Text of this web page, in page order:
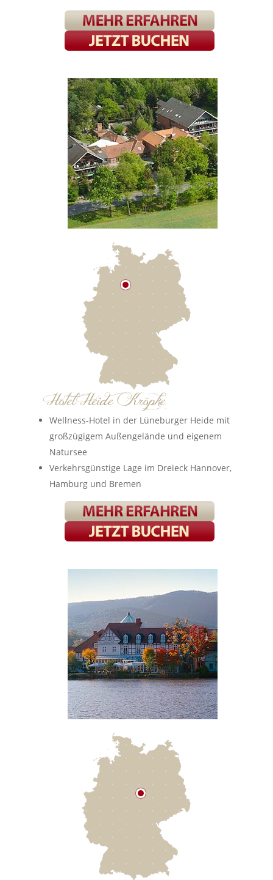
Wellness-Hotel in der Lüneburger Heide mit
großzügigem Außengelände und eigenem
Natursee
Verkehrsgünstige Lage im Dreieck Hannover,
Hamburg und Bremen